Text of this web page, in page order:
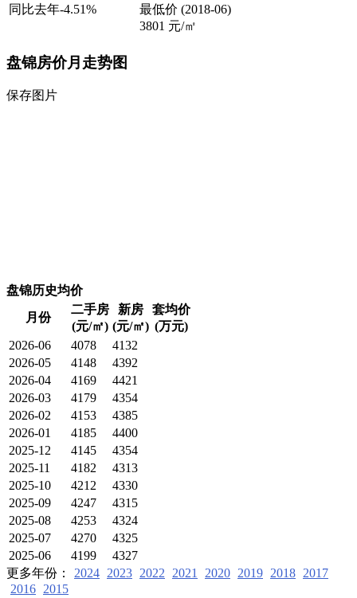
同比去年-4.51%
最低价 (2018-06)
3801 元/㎡
盘锦房价月走势图
保存图片
盘锦历史均价
月份
二手房
(元/㎡)
新房
(元/㎡)
套均价
(万元)
2026-06
4078
4132
2026-05
4148
4392
2026-04
4169
4421
2026-03
4179
4354
2026-02
4153
4385
2026-01
4185
4400
2025-12
4145
4354
2025-11
4182
4313
2025-10
4212
4330
2025-09
4247
4315
2025-08
4253
4324
2025-07
4270
4325
2025-06
4199
4327
更多年份：
2024 2023 2022 2021 2020 2019 2018 2017
2016 2015